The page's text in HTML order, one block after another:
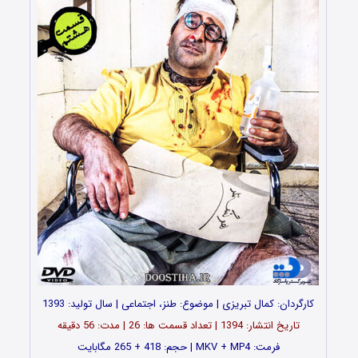
کارگردان: کمال تبریزی | موضوع: طنز، اجتماعی | سال تولید: 1393
تاریخ انتشار: 1394 | تعداد قسمت ها: 26 | مدت: 56 دقیقه
فرمت: MKV + MP4 | حجم: 418 + 265 مگابایت